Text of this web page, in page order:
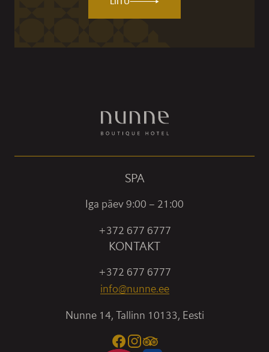
SPA
Iga päev 9:00 – 21:00
+372 677 6777
KONTAKT
+372 677 6777
info@nunne.ee
Nunne 14, Tallinn 10133, Eesti